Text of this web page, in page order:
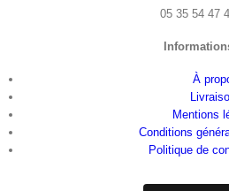
05 35 54 47
À
Mentions
Conditions
Politique de